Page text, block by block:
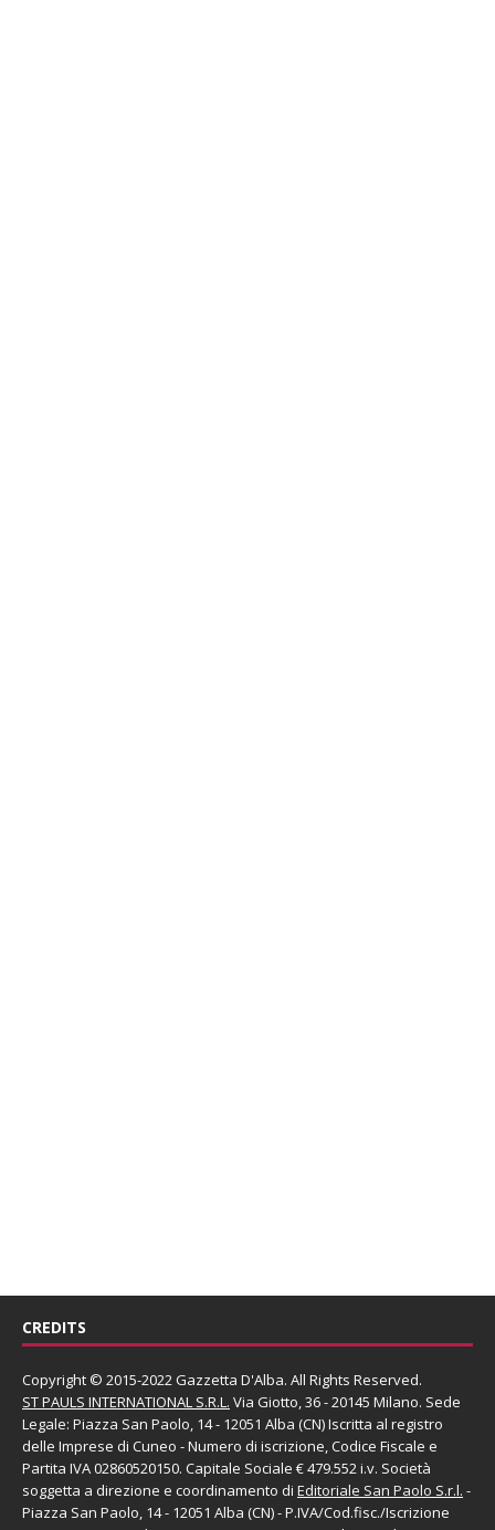
CREDITS
Copyright © 2015-2022 Gazzetta D'Alba. All Rights Reserved.
ST PAULS INTERNATIONAL S.R.L. Via Giotto, 36 - 20145 Milano. Sede
Legale: Piazza San Paolo, 14 - 12051 Alba (CN) Iscritta al registro
delle Imprese di Cuneo - Numero di iscrizione, Codice Fiscale e
Partita IVA 02860520150. Capitale Sociale € 479.552 i.v. Società
soggetta a direzione e coordinamento di Editoriale San Paolo S.r.l. -
Piazza San Paolo, 14 - 12051 Alba (CN) - P.IVA/Cod.fisc./Iscrizione